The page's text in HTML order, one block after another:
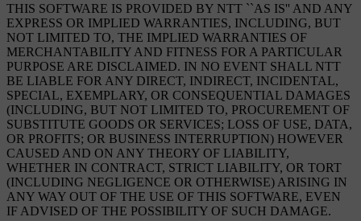
THIS SOFTWARE IS PROVIDED BY NTT ``AS IS'' AND ANY
EXPRESS OR IMPLIED WARRANTIES, INCLUDING, BUT
NOT LIMITED TO, THE IMPLIED WARRANTIES OF
MERCHANTABILITY AND FITNESS FOR A PARTICULAR
PURPOSE ARE DISCLAIMED. IN NO EVENT SHALL NTT
BE LIABLE FOR ANY DIRECT, INDIRECT, INCIDENTAL,
SPECIAL, EXEMPLARY, OR CONSEQUENTIAL DAMAGES
(INCLUDING, BUT NOT LIMITED TO, PROCUREMENT OF
SUBSTITUTE GOODS OR SERVICES; LOSS OF USE, DATA,
OR PROFITS; OR BUSINESS INTERRUPTION) HOWEVER
CAUSED AND ON ANY THEORY OF LIABILITY,
WHETHER IN CONTRACT, STRICT LIABILITY, OR TORT
(INCLUDING NEGLIGENCE OR OTHERWISE) ARISING IN
ANY WAY OUT OF THE USE OF THIS SOFTWARE, EVEN
IF ADVISED OF THE POSSIBILITY OF SUCH DAMAGE.